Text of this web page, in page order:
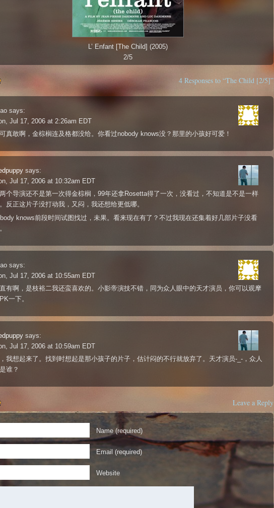
L’ Enfant [The Child] (2005)
2/5
4 Responses to “The Child [2/5]”
says:
Jul 17, 2006 at 2:26am EDT
真敢啊，金棕榈连及格都没给。你看过nobody knows没？那里的小孩好可爱！
says:
Jul 17, 2006 at 10:32am EDT
个导演还不是第一次得金棕榈，99年还拿Rosetta得了一次，没看过，不知道是不是一样
反正这片子没打动我，又闷，我还想给更低哪。
knows前段时间试图找过，未果。看来现在有了？不过我现在还集着好几部片子没看
says:
Jul 17, 2006 at 10:55am EDT
有啊，是枝裕二我还蛮喜欢的。小影帝演技不错，同为众人眼中的天才演员，你可以观摩
一下。
says:
Jul 17, 2006 at 10:59am EDT
我想起来了。找到时想起是那小孩子的片子，估计闷的不行就放弃了。天才演员-_-，众人
谁？
Leave a Reply
Name (required)
Email (required)
Website